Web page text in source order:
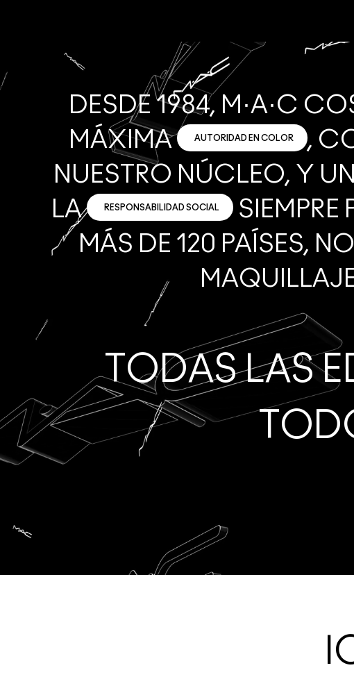
DESDE 1984, M·A·C
MÁXIMA
AUTORIDAD EN COLOR ,
NUESTRO NÚCLEO, Y
LA
RESPONSABILIDAD SOCIAL
SIEMPRE
MÁS DE 120 PAÍSES,
TODAS LAS